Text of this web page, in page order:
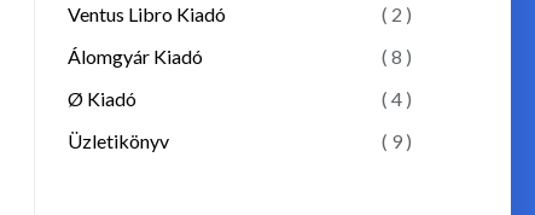
Ventus Libro Kiadó
( 2 )
Álomgyár Kiadó
( 8 )
Ø Kiadó
( 4 )
Üzletikönyv
( 9 )